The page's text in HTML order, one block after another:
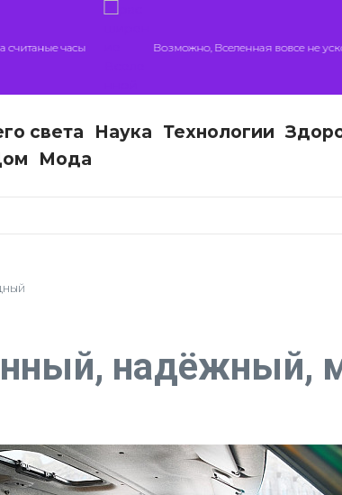
часы Возможно, Вселенная вовсе не
света Наука Технологии
Мода